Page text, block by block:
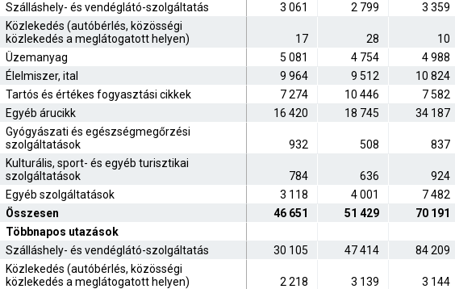
Szálláshely- és vendéglátó-szolgáltatás
3 061 2 799 3 359
Közlekedés (autóbérlés, közösségi
közlekedés a meglátogatott helyen)
17 28 10
Üzemanyag
5 081 4 754 4 988
Élelmiszer, ital
9 964 9 512 10 824
Tartós és értékes fogyasztási cikkek
7 274 10 446 7 582
Egyéb árucikk
16 420 18 745 34 187
Gyógyászati és egészségmegőrzési
szolgáltatások
932 508 837
Kulturális, sport- és egyéb turisztikai
szolgáltatások
784 636 924
Egyéb szolgáltatások
3 118 4 001 7 482
Összesen
46 651 51 429 70 191
Többnapos utazások
Szálláshely- és vendéglátó-szolgáltatás
30 105 47 414 84 209
Közlekedés (autóbérlés, közösségi
közlekedés a meglátogatott helyen)
2 218 3 139 3 144